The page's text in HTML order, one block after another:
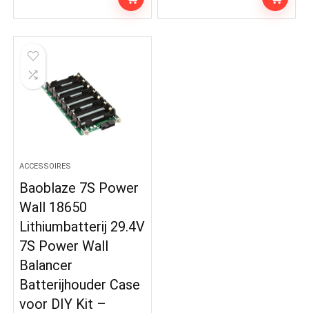
ACCESSOIRES
Baoblaze 7S Power
Wall 18650
Lithiumbatterij 29.4V
7S Power Wall
Balancer
Batterijhouder Case
voor DIY Kit –